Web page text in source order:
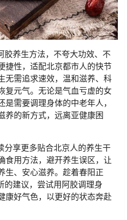
胶养生方法，不夸大功效、不
捷性，适配北京都市人的快节
无需追求速效，温和滋养、科
复元气。无论是气血亏虚的女
需要调理身体的中老年人，
养的新方式，远离亚健康困
分享更多贴合北京人的养生干
食用方法，避开养生误区，让
生、安心滋养。趁着春阳正
的建议，尝试用阿胶调理身
康好气色，以更好的状态奔赴